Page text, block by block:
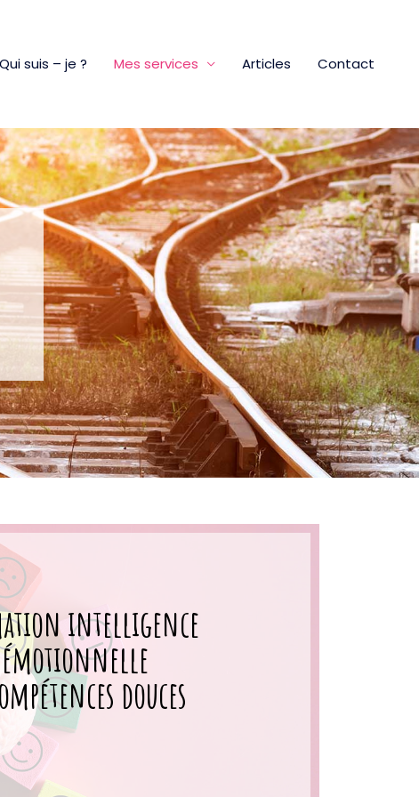
Qui suis – je ? Mes services Articles Contact
intelligence
émotionnelle
douces